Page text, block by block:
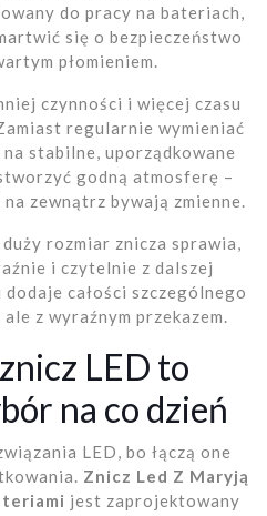
do pracy na bateriach,
się o bezpieczeństwo
płomieniem.
czynności i więcej czasu
regularnie wymieniać
stabilne, uporządkowane
godną atmosferę –
zewnątrz bywają zmienne.
rozmiar znicza sprawia,
i czytelnie z dalszej
całości szczególnego
z wyraźnym przekazem.
LED to
na co dzień
LED, bo łączą one
Znicz Led Z Maryją
jest zaprojektowany